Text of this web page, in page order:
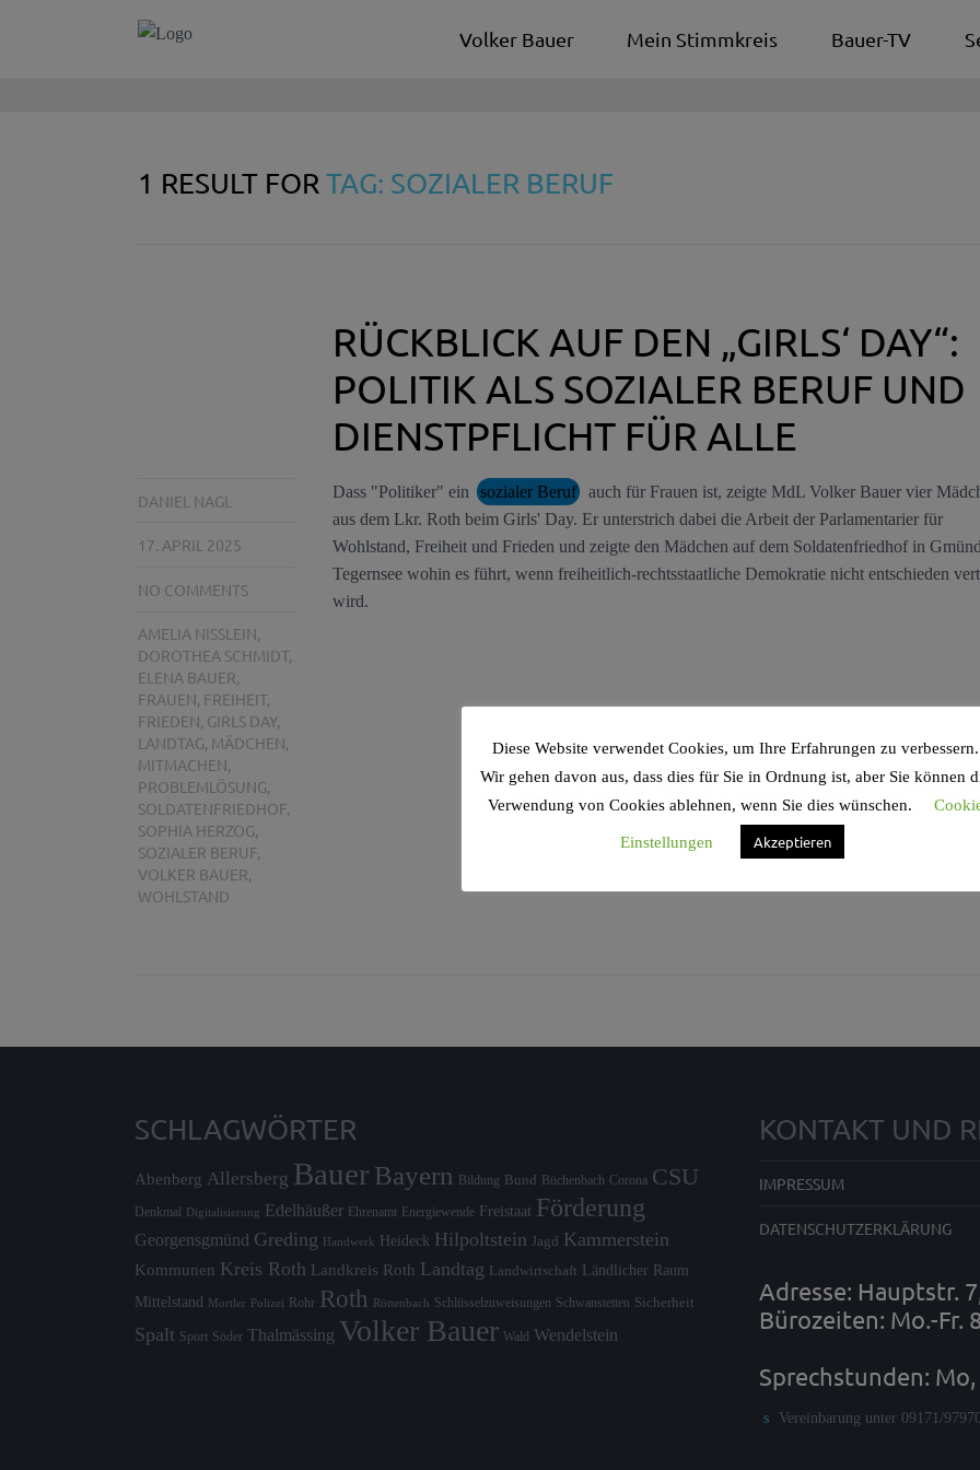
Volker Bauer Mein Stimmkreis Bauer-TV
1 RESULT FOR TAG: SOZIALER BERUF
RÜCKBLICK AUF DEN „GIRLS‘ DAY“:
POLITIK ALS SOZIALER BERUF UND
DIENSTPFLICHT FÜR ALLE
DANIEL NAGL
17. APRIL 2025
NO COMMENTS
AMELIA NISSLEIN,
DOROTHEA SCHMIDT,
ELENA BAUER,
FRAUEN, FREIHEIT,
FRIEDEN, GIRLS DAY,
LANDTAG, MÄDCHEN,
MITMACHEN,
PROBLEMLÖSUNG,
SOLDATENFRIEDHOF,
SOPHIA HERZOG,
SOZIALER BERUF,
VOLKER BAUER,
WOHLSTAND
Dass "Politiker" ein sozialer Beruf
auch für Frauen ist, zeigte MdL Volker Bauer vier
aus dem Lkr. Roth beim Girls' Day. Er unterstrich dabei die Arbeit der Parlamentarier für
Wohlstand, Freiheit und Frieden und zeigte den Mädchen auf dem Soldatenfriedhof in
Tegernsee wohin es führt, wenn freiheitlich-rechtsstaatliche Demokratie nicht entschieden
wird.
SCHLAGWÖRTER
Abenberg Allersberg Bauer Bayern Bildung Bund Büchenbach Corona CSU
Denkmal Digitalisierung Edelhäußer Ehrenamt Energiewende Freistaat Förderung
Georgensgmünd Greding Handwerk Heideck Hilpoltstein Jagd Kammerstein
Kommunen Kreis Roth Landkreis Roth Landtag Landwirtschaft Ländlicher Raum
Mittelstand Mortler Polizei Rohr Roth Röttenbach Schlüsselzuweisungen Schwanstetten Sicherheit
Spalt Sport Söder Thalmässing Volker Bauer Wald Wendelstein
KONTAKT UND
IMPRESSUM
DATENSCHUTZERKLÄRUNG
Adresse: Hauptstr.
Bürozeiten: Mo.-Fr.
Sprechstunden: Mo,
Vereinbarung unter 09171/97970
Diese Website verwendet Cookies, um Ihre Erfahrungen zu verbessern.
Wir gehen davon aus, dass dies für Sie in Ordnung ist, aber Sie können
Verwendung von Cookies ablehnen, wenn Sie dies wünschen.
Einstellungen Akzeptieren